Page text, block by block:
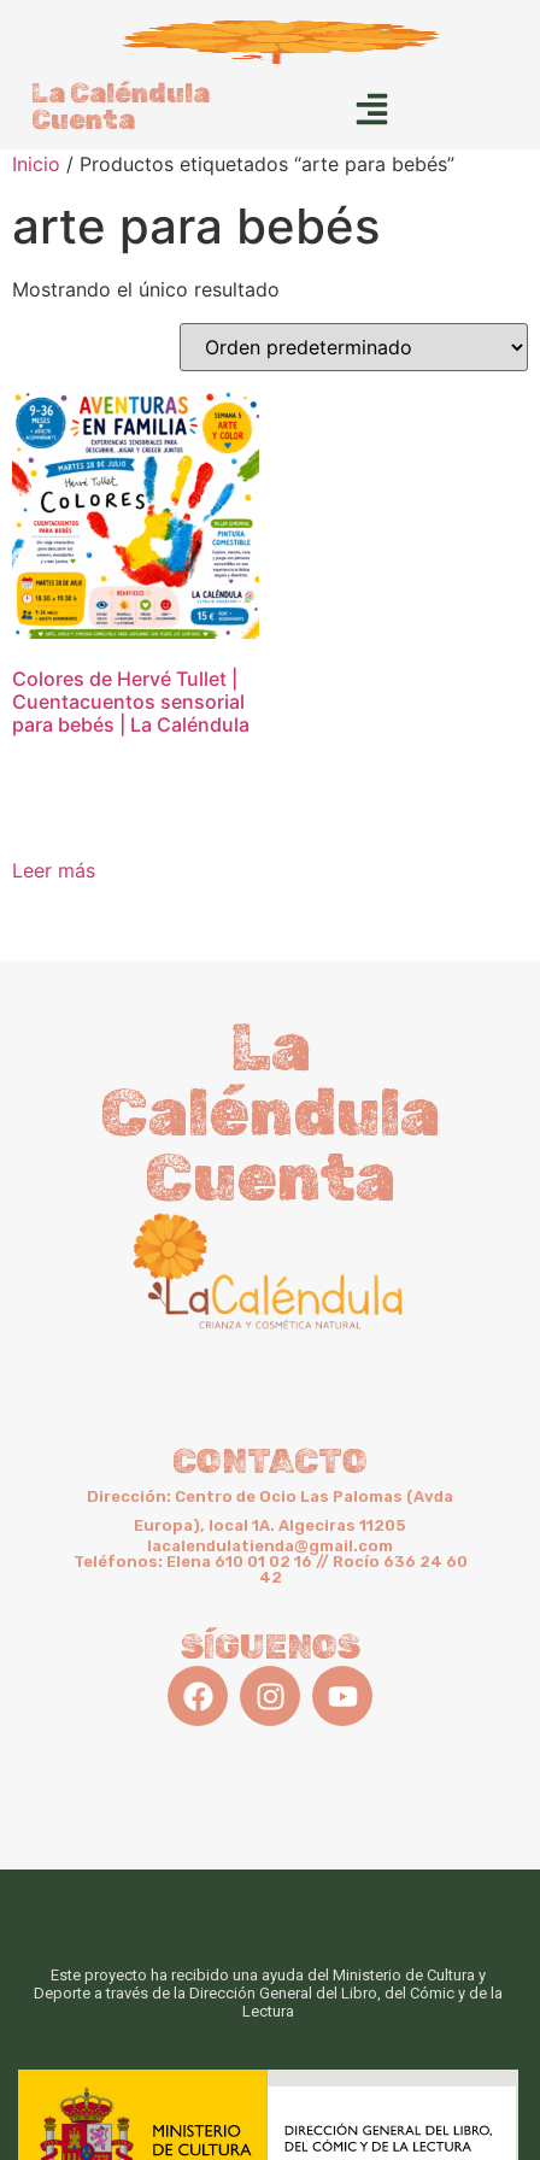
La Caléndula
Cuenta
Inicio / Productos etiquetados “arte para bebés”
arte para bebés
Mostrando el único resultado
Colores de Hervé Tullet |
Cuentacuentos sensorial
para bebés | La Caléndula
Leer más
La
Caléndula
Cuenta
CONTACTO
Dirección: Centro de Ocio Las Palomas (Avda
Europa), local 1A. Algeciras 11205
lacalendulatienda@gmail.com
Teléfonos: Elena 610 01 02 16 // Rocío 636 24 60
42
SÍGUENOS
Este proyecto ha recibido una ayuda del Ministerio de Cultura y
Deporte a través de la Dirección General del Libro, del Cómic y de la
Lectura